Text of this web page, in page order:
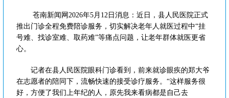
苍南新闻网2026年5月12日消息：近日，县人民医院正式
推出门诊全程免费陪诊服务，切实解决老年人就医过程中“挂
号难、找诊室难、取药难”等痛点问题，让老年群体就医更省
心。
记者在县人民医院眼科门诊看到，前来就诊眼疾的郑大爷
在志愿者的陪同下，流畅快速的接受诊疗服务。“这样服务很
好，方便了我们上年纪的人，原先我来看病都是自己去